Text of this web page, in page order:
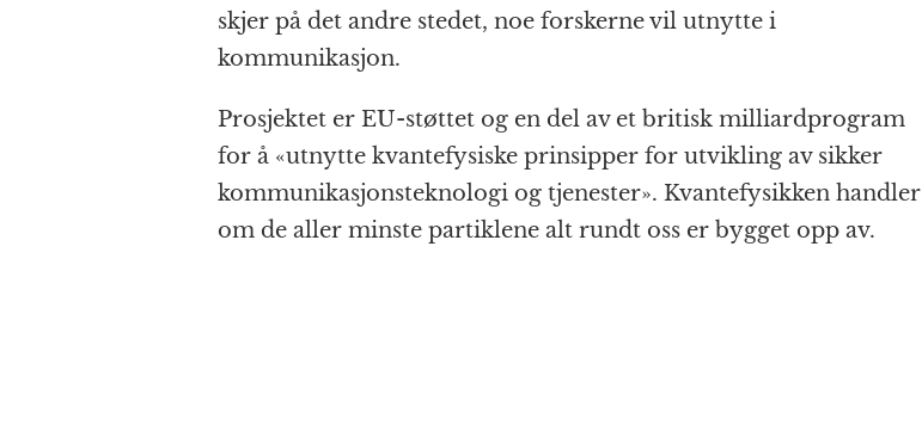
skjer på det andre stedet, noe forskerne vil utnytte i
kommunikasjon.
Prosjektet er EU-støttet og en del av et britisk milliardprogram
for å «utnytte kvantefysiske prinsipper for utvikling av sikker
kommunikasjonsteknologi og tjenester». Kvantefysikken handler
om de aller minste partiklene alt rundt oss er bygget opp av.